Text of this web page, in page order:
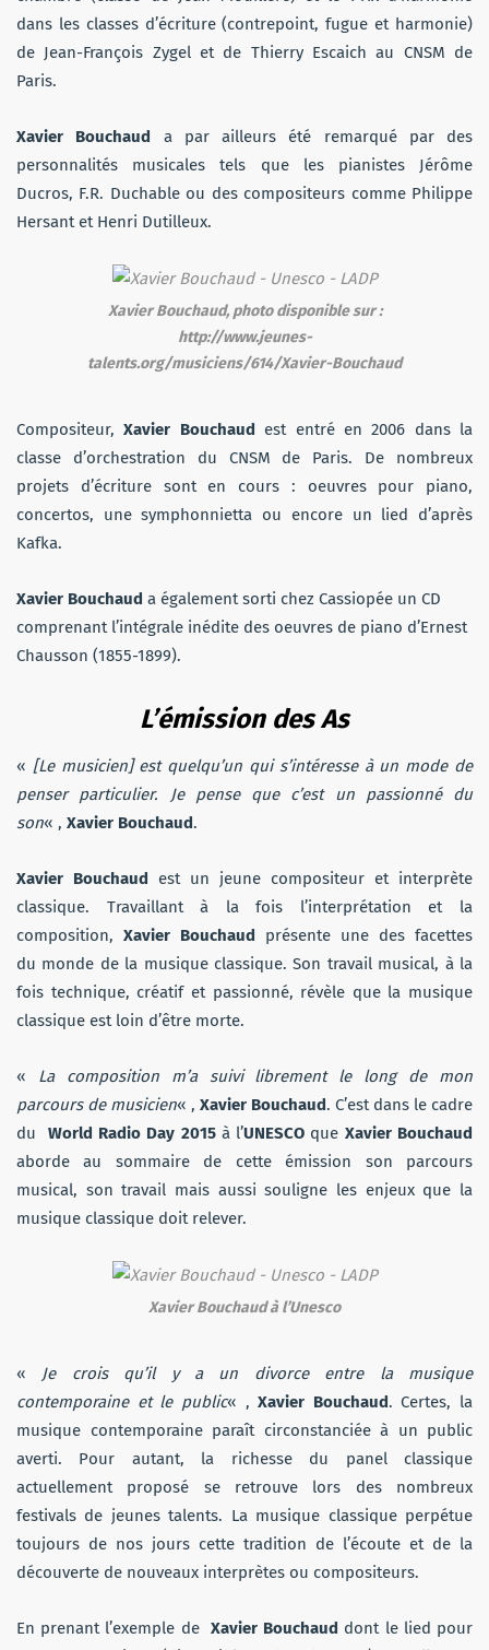
dans les classes d’écriture (contrepoint, fugue et harmonie)
de Jean-François Zygel et de Thierry Escaich au CNSM de
Paris.
Xavier Bouchaud a par ailleurs été remarqué par des
personnalités musicales tels que les pianistes Jérôme
Ducros, F.R. Duchable ou des compositeurs comme Philippe
Hersant et Henri Dutilleux.
Xavier Bouchaud, photo disponible sur :
http://www.jeunes-
talents.org/musiciens/614/Xavier-Bouchaud
Compositeur,Xavier Bouchaud est entré en 2006 dans la
classe d’orchestration du CNSM de Paris. De nombreux
projets d’écriture sont en cours : oeuvres pour piano,
concertos, une symphonnietta ou encore un lied d’après
Kafka.
Xavier Bouchaud a également sorti chez Cassiopée un CD
comprenant l’intégrale inédite des oeuvres de piano d’Ernest
Chausson (1855-1899).
L’émission des As
« [Le musicien] est quelqu’un qui s’intéresse à un mode de
penser particulier. Je pense que c’est un passionné du
son« , Xavier Bouchaud.
Xavier Bouchaud est un jeune compositeur et interprète
classique. Travaillant à la fois l’interprétation et la
composition, Xavier Bouchaud présente une des facettes
du monde de la musique classique. Son travail musical, à la
fois technique, créatif et passionné, révèle que la musique
classique est loin d’être morte.
« La composition m’a suivi librement le long de mon
parcours de musicien« , Xavier Bouchaud. C’est dans le cadre
du World Radio Day 2015 à l’UNESCO que Xavier Bouchaud
aborde au sommaire de cette émission son parcours
musical, son travail mais aussi souligne les enjeux que la
musique classique doit relever.
Xavier Bouchaud à l’Unesco
« Je crois qu’il y a un divorce entre la musique
contemporaine et le public« ,Xavier Bouchaud. Certes, la
musique contemporaine paraît circonstanciée à un public
averti. Pour autant, la richesse du panel classique
actuellement proposé se retrouve lors des nombreux
festivals de jeunes talents. La musique classique perpétue
toujours de nos jours cette tradition de l’écoute et de la
découverte de nouveaux interprètes ou compositeurs.
En prenant l’exemple de Xavier Bouchaud dont le lied pour